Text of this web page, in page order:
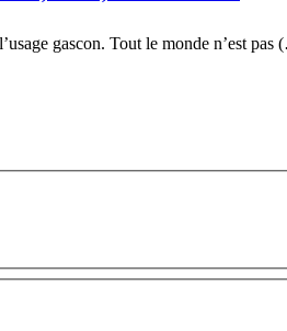
gascon. Tout le monde n’est pas